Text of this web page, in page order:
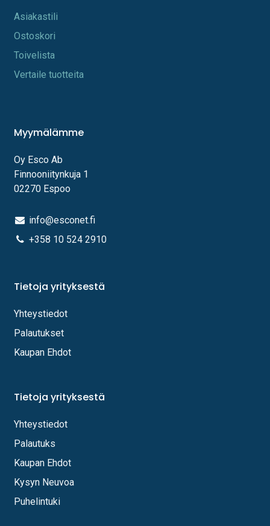
A​s​iakastili
Os​toskori
Toi​velista
Vertaile tuotteita
Myymälämme
Oy Esco Ab
Finnooniitynkuja 1
02270 Espoo
info@esconet.fi
+358 10 524 2910
Tietoja yrityksestä
Yhteystiedot
Palautukset
Kaupan Ehdot
Tietoja yrityksestä
Yhteystiedot
Palautuks
Kaupan Ehdot
Kysyn Neuvoa
Puhelintuki